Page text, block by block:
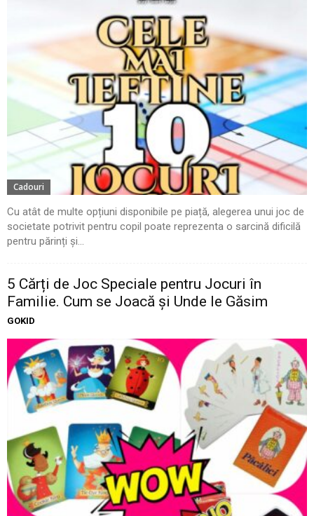
Cadouri
Cu atât de multe opțiuni disponibile pe piață, alegerea unui joc de
societate potrivit pentru copil poate reprezenta o sarcină dificilă
pentru părinți și...
5 Cărți de Joc Speciale pentru Jocuri în
Familie. Cum se Joacă și Unde le Găsim
GOKID